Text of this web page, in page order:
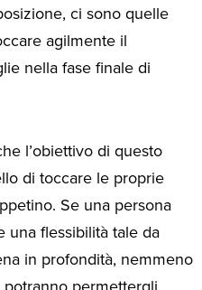
ci sono quelle
agilmente il
nella fase finale di
l’obiettivo di questo
di toccare le proprie
Se una persona
una flessibilità tale da
in profondità, nemmeno